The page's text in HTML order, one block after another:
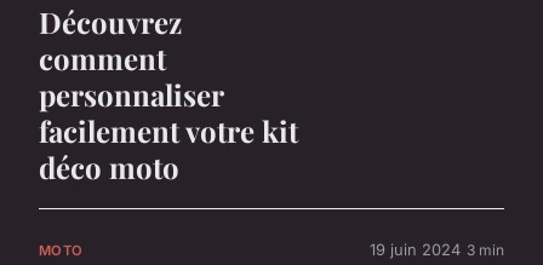
Découvrez
comment
personnaliser
facilement votre kit
déco moto
MOTO 19 juin 2024 3 min